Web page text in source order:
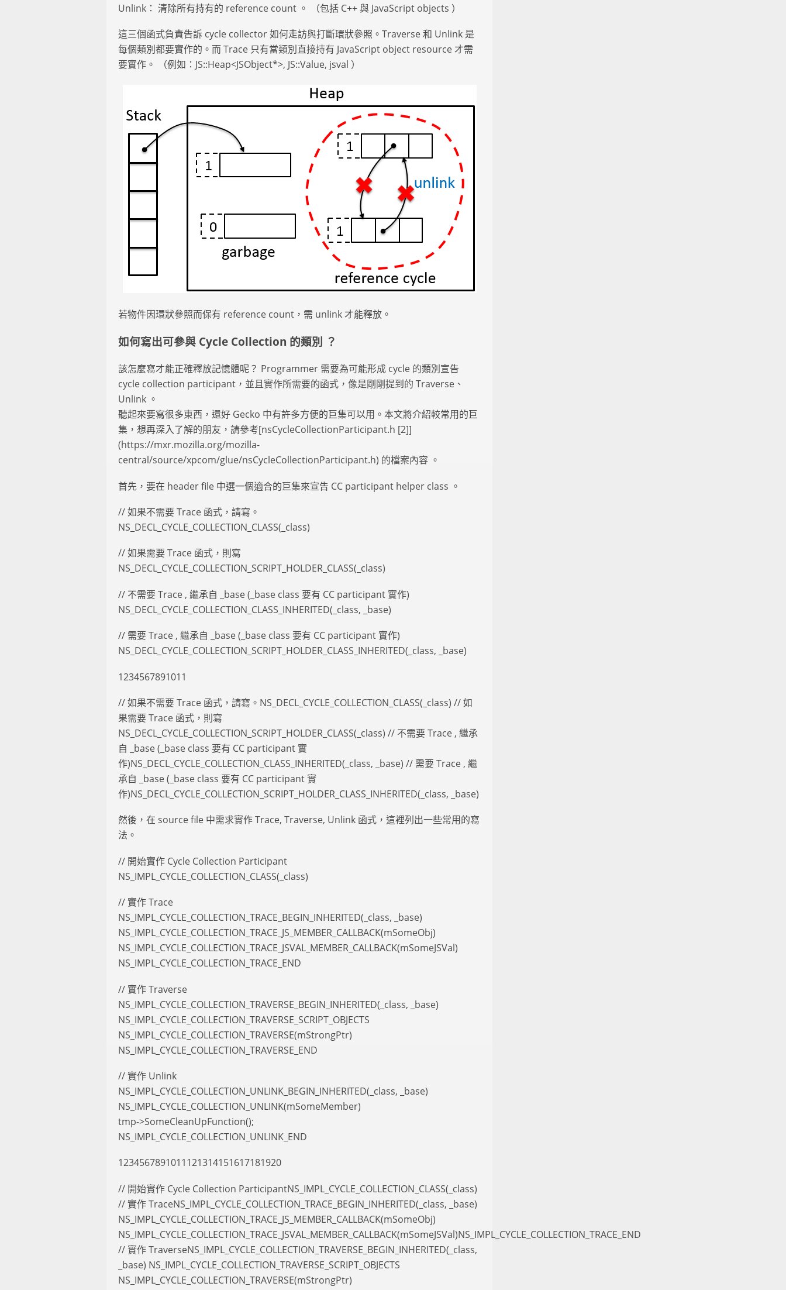
Unlink： 清除所有持有的 reference count 。 （包括 C++ 與 JavaScript objects ）
這三個函式負責告訴 cycle collector 如何走訪與打斷環狀參照。Traverse 和 Unlink 是
每個類別都要實作的。而 Trace 只有當類別直接持有 JavaScript object resource 才需
要實作。 （例如：JS::Heap<JSObject*>, JS::Value, jsval ）
若物件因環狀參照而保有 reference count，需 unlink 才能釋放。
如何寫出可參與 Cycle Collection 的類別 ？
該怎麼寫才能正確釋放記憶體呢？ Programmer 需要為可能形成 cycle 的類別宣告
cycle collection participant，並且實作所需要的函式，像是剛剛提到的 Traverse、
Unlink 。
聽起來要寫很多東西，還好 Gecko 中有許多方便的巨集可以用。本文將介紹較常用的巨
集，想再深入了解的朋友，請參考[nsCycleCollectionParticipant.h [2]]
(https://mxr.mozilla.org/mozilla-
central/source/xpcom/glue/nsCycleCollectionParticipant.h) 的檔案內容 。
首先，要在 header file 中選一個適合的巨集來宣告 CC participant helper class 。
// 如果不需要 Trace 函式，請寫。
NS_DECL_CYCLE_COLLECTION_CLASS(_class)
// 如果需要 Trace 函式，則寫
NS_DECL_CYCLE_COLLECTION_SCRIPT_HOLDER_CLASS(_class)
// 不需要 Trace , 繼承自 _base (_base class 要有 CC participant 實作)
NS_DECL_CYCLE_COLLECTION_CLASS_INHERITED(_class, _base)
// 需要 Trace , 繼承自 _base (_base class 要有 CC participant 實作)
NS_DECL_CYCLE_COLLECTION_SCRIPT_HOLDER_CLASS_INHERITED(_class, _base)
1234567891011
// 如果不需要 Trace 函式，請寫。NS_DECL_CYCLE_COLLECTION_CLASS(_class) // 如
果需要 Trace 函式，則寫
NS_DECL_CYCLE_COLLECTION_SCRIPT_HOLDER_CLASS(_class) // 不需要 Trace , 繼承
自 _base (_base class 要有 CC participant 實
作)NS_DECL_CYCLE_COLLECTION_CLASS_INHERITED(_class, _base) // 需要 Trace , 繼
承自 _base (_base class 要有 CC participant 實
作)NS_DECL_CYCLE_COLLECTION_SCRIPT_HOLDER_CLASS_INHERITED(_class, _base)
然後，在 source file 中需求實作 Trace, Traverse, Unlink 函式，這裡列出一些常用的寫
法。
// 開始實作 Cycle Collection Participant
NS_IMPL_CYCLE_COLLECTION_CLASS(_class)
// 實作 Trace
NS_IMPL_CYCLE_COLLECTION_TRACE_BEGIN_INHERITED(_class, _base)
NS_IMPL_CYCLE_COLLECTION_TRACE_JS_MEMBER_CALLBACK(mSomeObj)
NS_IMPL_CYCLE_COLLECTION_TRACE_JSVAL_MEMBER_CALLBACK(mSomeJSVal)
NS_IMPL_CYCLE_COLLECTION_TRACE_END
// 實作 Traverse
NS_IMPL_CYCLE_COLLECTION_TRAVERSE_BEGIN_INHERITED(_class, _base)
NS_IMPL_CYCLE_COLLECTION_TRAVERSE_SCRIPT_OBJECTS
NS_IMPL_CYCLE_COLLECTION_TRAVERSE(mStrongPtr)
NS_IMPL_CYCLE_COLLECTION_TRAVERSE_END
// 實作 Unlink
NS_IMPL_CYCLE_COLLECTION_UNLINK_BEGIN_INHERITED(_class, _base)
NS_IMPL_CYCLE_COLLECTION_UNLINK(mSomeMember)
tmp->SomeCleanUpFunction();
NS_IMPL_CYCLE_COLLECTION_UNLINK_END
1234567891011121314151617181920
// 開始實作 Cycle Collection ParticipantNS_IMPL_CYCLE_COLLECTION_CLASS(_class)
// 實作 TraceNS_IMPL_CYCLE_COLLECTION_TRACE_BEGIN_INHERITED(_class, _base)
NS_IMPL_CYCLE_COLLECTION_TRACE_JS_MEMBER_CALLBACK(mSomeObj)
NS_IMPL_CYCLE_COLLECTION_TRACE_JSVAL_MEMBER_CALLBACK(mSomeJSVal)NS_IMPL_CYCLE_COLLECTION_TRACE_END
// 實作 TraverseNS_IMPL_CYCLE_COLLECTION_TRAVERSE_BEGIN_INHERITED(_class,
_base) NS_IMPL_CYCLE_COLLECTION_TRAVERSE_SCRIPT_OBJECTS
NS_IMPL_CYCLE_COLLECTION_TRAVERSE(mStrongPtr)